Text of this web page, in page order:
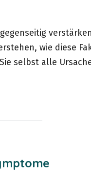
wie diese
selbst alle